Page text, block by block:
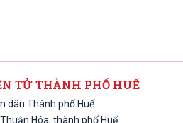
TỬ THÀNH PHỐ HUẾ
dân Thành phố Huế
Hóa, thành phố Huế